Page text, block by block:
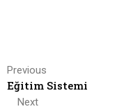
Previous
Eğitim Sistemi
Next